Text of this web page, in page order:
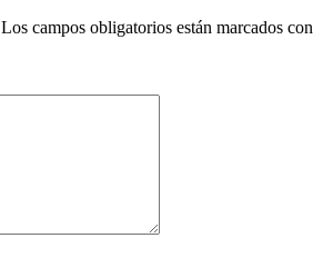
Los campos obligatorios están marcados con